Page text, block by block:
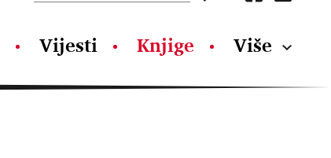
Vijesti Knjige Više